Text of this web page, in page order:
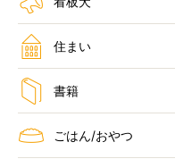
住まい
書籍
ごはん/おやつ